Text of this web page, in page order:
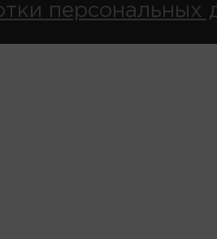
персональных